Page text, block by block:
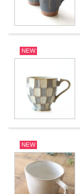
NEW
NEW